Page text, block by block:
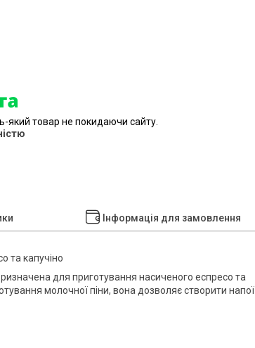
який товар не покидаючи сайту.
Інформація для замовлення
та капучіно
для приготування насиченого еспресо та
молочної піни, вона дозволяє створити напої